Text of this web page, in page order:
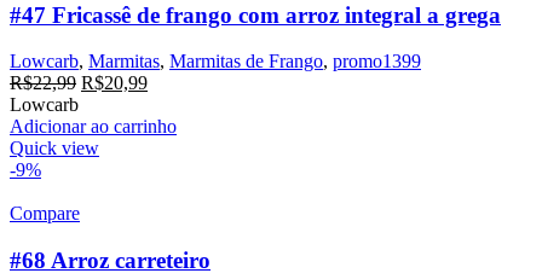
#47 Fricassê de frango com arroz integral a grega
Lowcarb, Marmitas, Marmitas de Frango, promo1399
R$22,99 O
original
era:
R$20,99O
atual
Lowcarb
Adicionar ao carrinho
Quick view
-9%
Compare
#68 Arroz carreteiro